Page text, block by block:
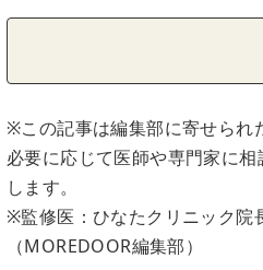
※この記事は編集部に寄せられ
必要に応じて医師や専門家に
します。
※監修医：ひなたクリニック院
（MOREDOOR編集部）